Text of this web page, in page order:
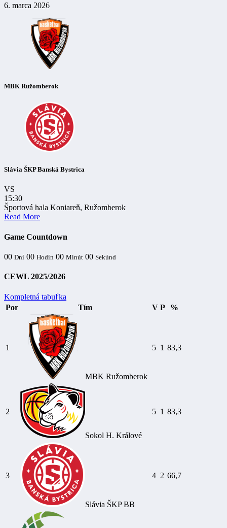
6. marca 2026
MBK Ružomberok
Slávia ŠKP Banská Bystrica
VS
15:30
Športová hala Koniareň, Ružomberok
Read More
Game Countdown
00 Dní 00 Hodín 00 Minút 00 Sekúnd
CEWL 2025/2026
Kompletná tabuľka
Por
Tím V P %
1
MBK Ružomberok
5 1 83,3
2
Sokol H. Králové
5 1 83,3
3
Slávia ŠKP BB
4 2 66,7